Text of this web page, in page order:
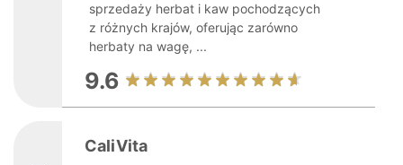
sprzedaży herbat i kaw pochodzących
z różnych krajów, oferując zarówno
herbaty na wagę, ...
9.6
CaliVita